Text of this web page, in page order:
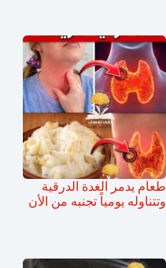
طعام يدمر الغدة الدرقية
وتتناوله يومياً تجنبه من الأن